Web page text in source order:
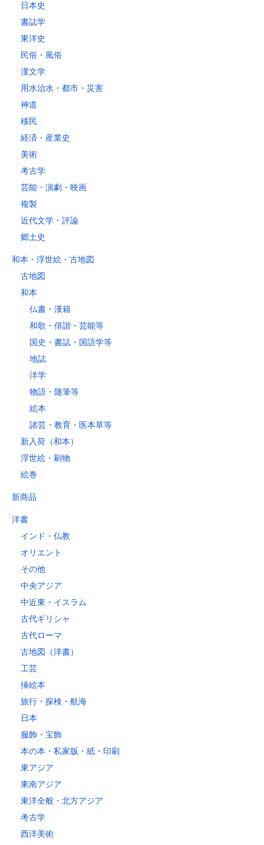
日本史
書誌学
東洋史
民俗・風俗
漢文学
用水治水・都市・災害
神道
移民
経済・産業史
美術
考古学
芸能・演劇・映画
複製
近代文学・評論
郷土史
和本・浮世絵・古地図
古地図
和本
仏書・漢籍
和歌・俳諧・芸能等
国史・書誌・国語学等
地誌
洋学
物語・随筆等
絵本
諸芸・教育・医本草等
新入荷（和本）
浮世絵・刷物
絵巻
新商品
洋書
インド・仏教
オリエント
その他
中央アジア
中近東・イスラム
古代ギリシャ
古代ローマ
古地図（洋書）
工芸
挿絵本
旅行・探検・航海
日本
服飾・宝飾
本の本・私家版・紙・印刷
東アジア
東南アジア
東洋全般・北方アジア
考古学
西洋美術